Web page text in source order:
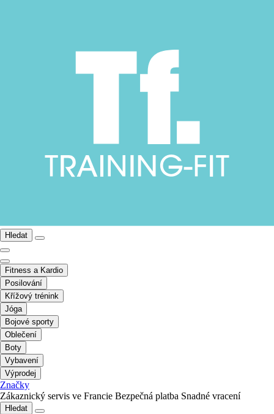
Hledat
Fitness a Kardio
Posilování
Křížový trénink
Jóga
Bojové sporty
Oblečení
Boty
Vybavení
Výprodej
Značky
Zákaznický servis ve Francie Bezpečná platba Snadné vracení
Hledat